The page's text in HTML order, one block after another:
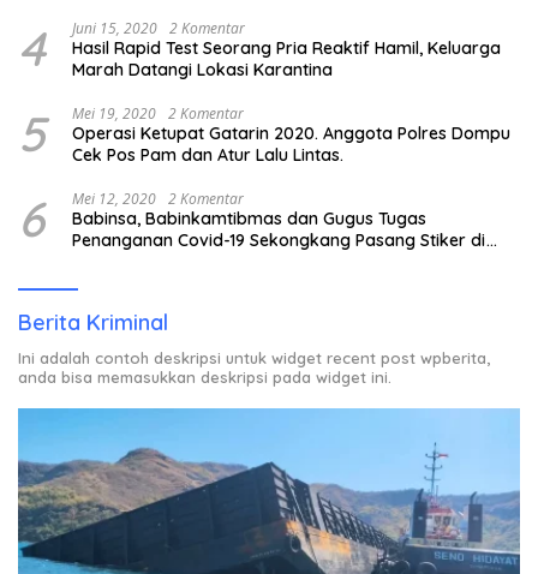
4 Juni 15, 2020 2 Komentar
Hasil Rapid Test Seorang Pria Reaktif Hamil, Keluarga
Marah Datangi Lokasi Karantina
5 Mei 19, 2020 2 Komentar
Operasi Ketupat Gatarin 2020. Anggota Polres Dompu
Cek Pos Pam dan Atur Lalu Lintas.
6 Mei 12, 2020 2 Komentar
Babinsa, Babinkamtibmas dan Gugus Tugas
Penanganan Covid-19 Sekongkang Pasang Stiker di
Berita Kriminal
Ini adalah contoh deskripsi untuk widget recent post wpberita,
anda bisa memasukkan deskripsi pada widget ini.